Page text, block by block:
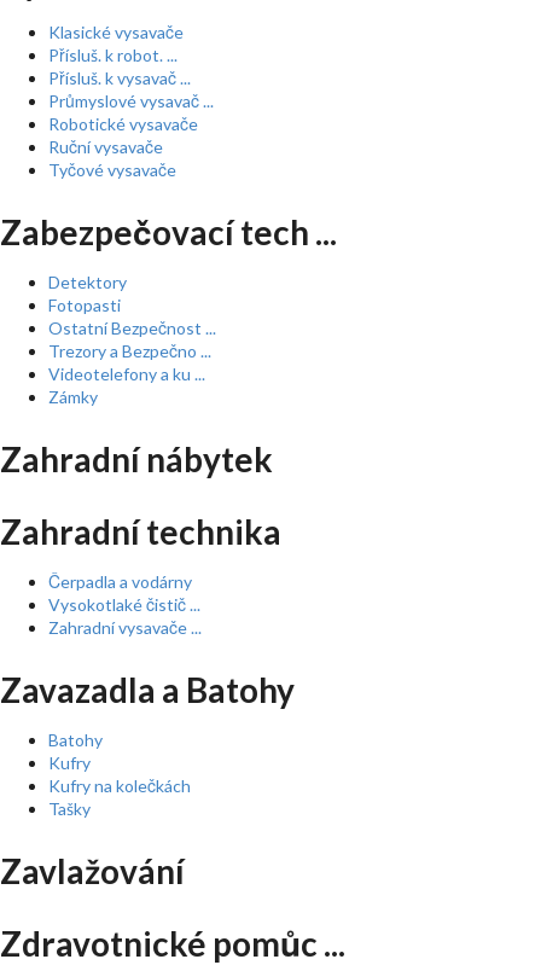
Klasické vysavače
Přísluš. k robot. ...
Přísluš. k vysavač ...
Průmyslové vysavač ...
Robotické vysavače
Ruční vysavače
Tyčové vysavače
Zabezpečovací tech ...
Detektory
Fotopasti
Ostatní Bezpečnost ...
Trezory a Bezpečno ...
Videotelefony a ku ...
Zámky
Zahradní nábytek
Zahradní technika
Čerpadla a vodárny
Vysokotlaké čistič ...
Zahradní vysavače ...
Zavazadla a Batohy
Batohy
Kufry
Kufry na kolečkách
Tašky
Zavlažování
Zdravotnické pomůc ...